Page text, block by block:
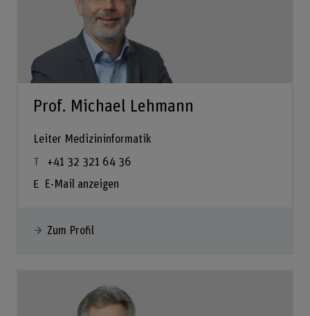
Prof. Michael Lehmann
Leiter Medizininformatik
+41 32 321 64 36
E-Mail anzeigen
Zum Profil